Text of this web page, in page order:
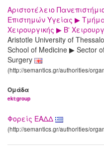
Αριστοτέλειο
Επιστημών Υγείας ▶
Χειρουργικής ▶ Β'
Aristotle University of
School of Medicine ▶ Sector
Surgery
(http://semantics.gr/authorities/
Ομάδα
ekt:group
Φορείς ΕΑΔΔ
(http://semantics.gr/authorities/